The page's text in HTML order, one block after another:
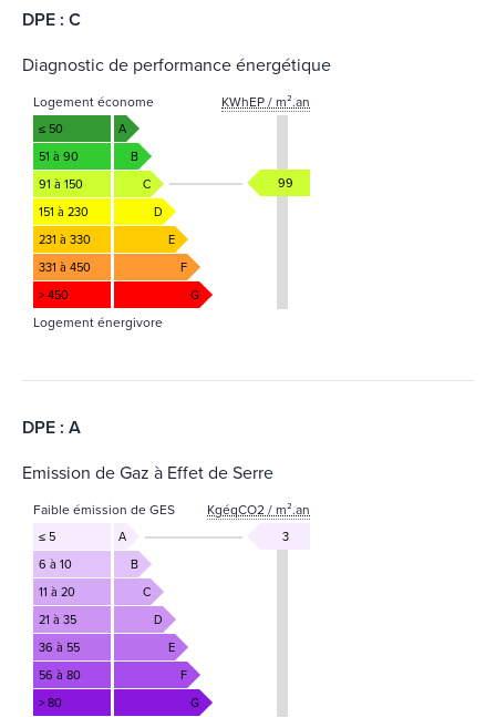
DPE : C
Diagnostic de performance énergétique
Logement économe KWhEP / m².an
≤ 50
A
51 à 90
B
91 à 150
C
151 à 230
D
231 à 330
E
331 à 450
F
> 450
G
99
Logement énergivore
DPE : A
Emission de Gaz à Effet de Serre
Faible émission de GES KgéqCO2 / m².an
≤ 5
A
6 à 10
B
11 à 20
C
21 à 35
D
36 à 55
E
56 à 80
F
> 80
G
3